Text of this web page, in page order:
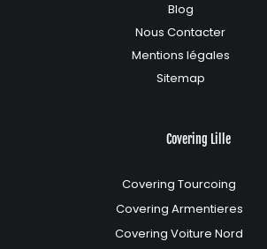
Blog
Nous Contacter
Mentions légales
Sitemap
Covering Lille
Covering Tourcoing
Covering Armentieres
Covering Voiture Nord